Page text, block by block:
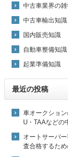
中古車業界の
中古車輸出知識
国内販売知識
自動車整備知識
起業準備知識
最近の投稿
車オークショ
U・TAAなどの
オートサーバ
査合格するた